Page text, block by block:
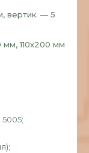
вертик. — 5
мм, 110х200 мм
5005;